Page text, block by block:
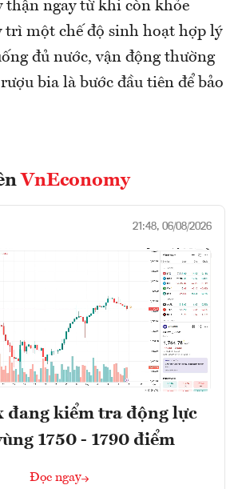
thận ngay từ khi còn khỏe
trì một chế độ sinh hoạt hợp lý
đủ nước, vận động thường
bia là bước đầu tiên để bảo
VnEconomy
21:48, 06/08/2026
đang kiểm tra động lực
1750 - 1790 điểm
Đọc ngay